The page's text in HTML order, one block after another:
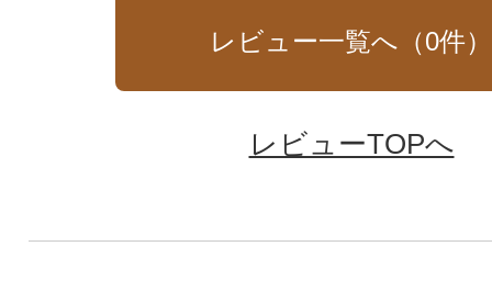
レビュー一覧へ（0件）
レビューTOPへ